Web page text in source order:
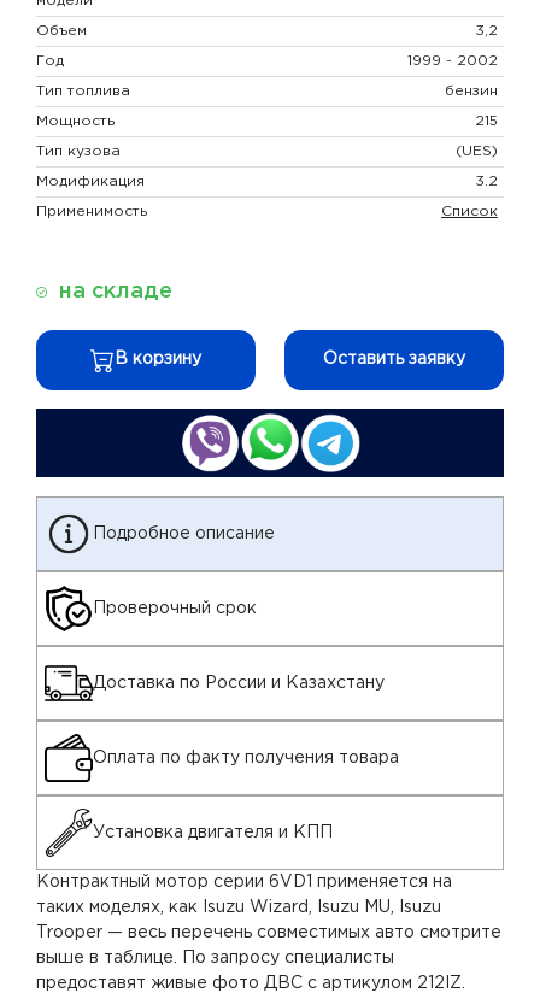
Объем 3,2
Год 1999 - 2002
Тип топлива бензин
Мощность 215
Тип кузова (UES)
Модификация 3.2
Применимость Список
на складе
В корзину Оставить заявку
Подробное описание
Проверочный срок
Доставка по России и Казахстану
Оплата по факту получения товара
Установка двигателя и КПП
Контрактный мотор серии 6VD1 применяется на
таких моделях, как Isuzu Wizard, Isuzu MU, Isuzu
Trooper — весь перечень совместимых авто смотрите
выше в таблице. По запросу специалисты
предоставят живые фото ДВС с артикулом 212IZ.